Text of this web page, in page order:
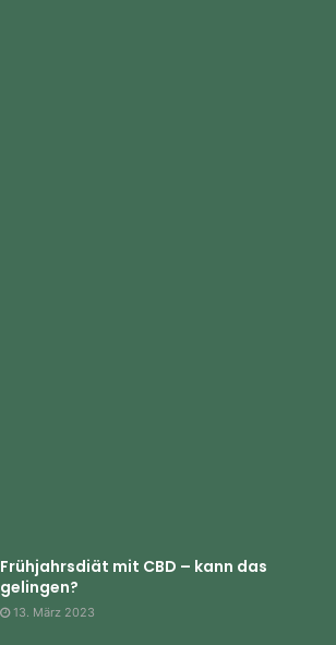
Frühjahrsdiät mit CBD – kann das
gelingen?
13. März 2023